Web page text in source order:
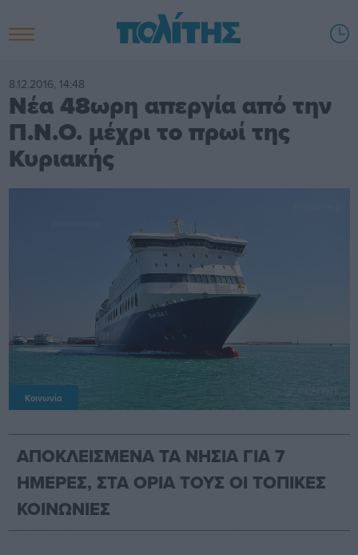
8.12.2016, 14:48
Νέα 48ωρη απεργία από την
Π.Ν.Ο. μέχρι το πρωί της
Κυριακής
Κοινωνία
ΑΠΟΚΛΕΙΣΜΕΝΑ ΤΑ ΝΗΣΙΑ ΓΙΑ 7
ΗΜΕΡΕΣ, ΣΤΑ ΟΡΙΑ ΤΟΥΣ ΟΙ ΤΟΠΙΚΕΣ
ΚΟΙΝΩΝΙΕΣ